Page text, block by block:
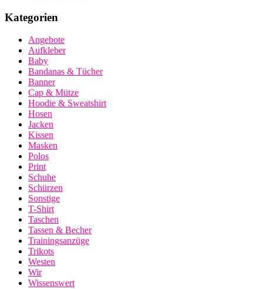
Kategorien
Angebote
Aufkleber
Baby
Bandanas & Tücher
Banner
Cap & Mütze
Hoodie & Sweatshirt
Hosen
Jacken
Kissen
Masken
Polos
Print
Schuhe
Schürzen
Sonstige
T-Shirt
Taschen
Tassen & Becher
Trainingsanzüge
Trikots
Westen
Wir
Wissenswert